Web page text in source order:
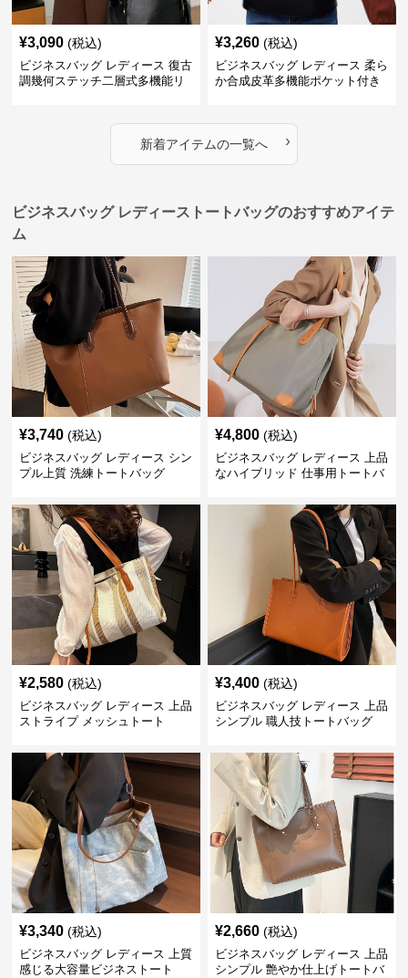
¥3,090 (税込)
ビジネスバッグ レディース 復古
調幾何ステッチ二層式多機能リ
¥3,260 (税込)
ビジネスバッグ レディース 柔ら
か合成皮革多機能ポケット付き
新着アイテムの一覧へ ›
ビジネスバッグ レディーストートバッグのおすすめアイテ
ム
¥3,740 (税込)
ビジネスバッグ レディース シン
プル上質 洗練トートバッグ
¥4,800 (税込)
ビジネスバッグ レディース 上品
なハイブリッド 仕事用トートバ
¥2,580 (税込)
ビジネスバッグ レディース 上品
ストライプ メッシュトート
¥3,400 (税込)
ビジネスバッグ レディース 上品
シンプル 職人技トートバッグ
¥3,340 (税込)
ビジネスバッグ レディース 上質
感じる大容量ビジネストート
¥2,660 (税込)
ビジネスバッグ レディース 上品
シンプル 艶やか仕上げトートバ